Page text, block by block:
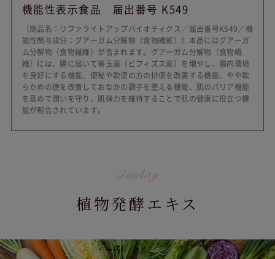
機能性表示食品 届出番号 K549
（商品名：リファライトアップバイオティクス／届出番号K549／機
能性関与成分：グアーガム分解物（食物繊維））本品にはグアーガ
ム分解物（食物繊維）が含まれます。グアーガム分解物（食物繊
維）には、腸に届いて善玉菌（ビフィズス菌）を増やし、腸内環境
を良好にする機能、便秘や軟便の方の排便を改善する機能、やや軟
らかめの便を改善しておなかの調子を整える機能、肌のバリア機能
を高めて潤いを守り、肌弾力を維持することで肌の健康に役立つ機
能が報告されています。
植物発酵エキス